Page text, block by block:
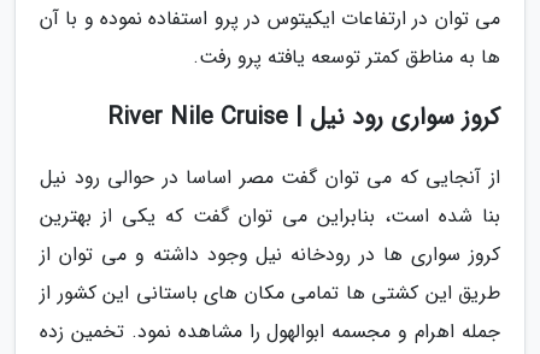
می توان در ارتفاعات ایکیتوس در پرو استفاده نموده و با آن
ها به مناطق کمتر توسعه یافته پرو رفت.
کروز سواری رود نیل | River Nile Cruise
از آنجایی که می توان گفت مصر اساسا در حوالی رود نیل
بنا شده است، بنابراین می توان گفت که یکی از بهترین
کروز سواری ها در رودخانه نیل وجود داشته و می توان از
طریق این کشتی ها تمامی مکان های باستانی این کشور از
جمله اهرام و مجسمه ابوالهول را مشاهده نمود. تخمین زده